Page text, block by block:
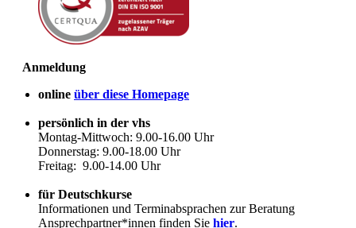
Anmeldung
online über diese Homepage
persönlich in der vhs
Montag-Mittwoch: 9.00-16.00 Uhr
Donnerstag: 9.00-18.00 Uhr
Freitag: 9.00-14.00 Uhr
für Deutschkurse
Informationen und Terminabsprachen zur Beratung
Ansprechpartner*innen finden Sie hier.